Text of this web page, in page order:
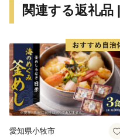
関連する返礼
愛知県小牧市